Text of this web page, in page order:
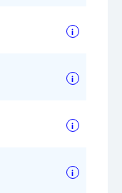
i
i
i
i